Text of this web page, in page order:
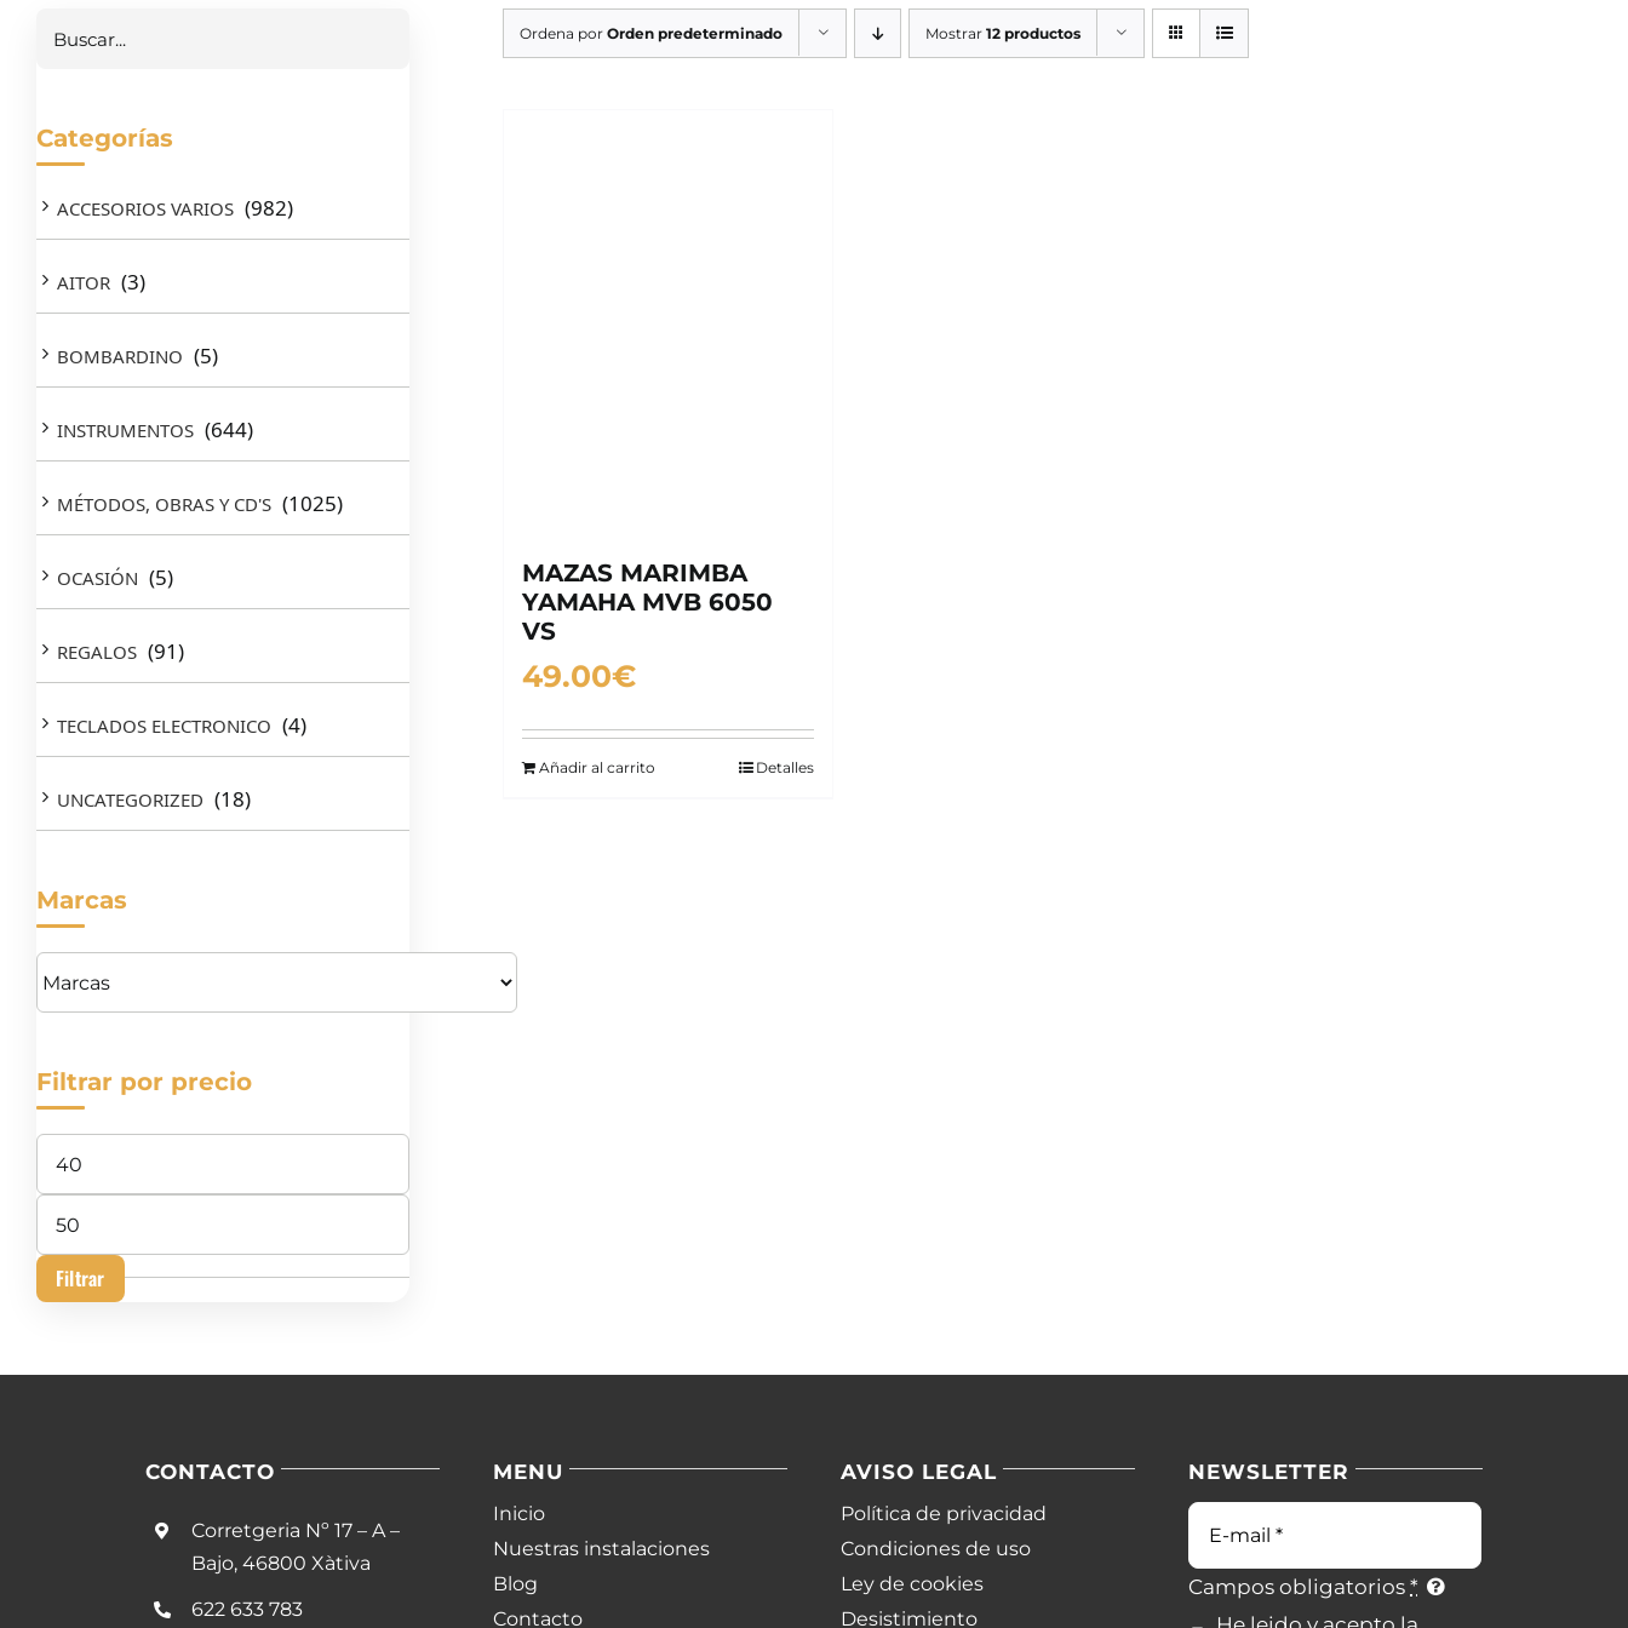
Ordena porOrden predeterminado Mostrar12 productos
MAZAS MARIMBA
YAMAHA MVB 6050
VS
49.00€
Añadir al carrito Detalles
Categorías
ACCESORIOS VARIOS (982)
AITOR (3)
BOMBARDINO (5)
INSTRUMENTOS (644)
MÉTODOS, OBRAS Y CD'S (1025)
OCASIÓN (5)
REGALOS (91)
TECLADOS ELECTRONICO (4)
UNCATEGORIZED (18)
Marcas
Filtrar por precio
Precio
mínimo
Precio
máximo
Filtrar
CONTACTO
Corretgeria Nº 17 – A –
Bajo, 46800 Xàtiva
622 633 783
MENU
Inicio
Nuestras instalaciones
Blog
Contacto
AVISO LEGAL
Política de privacidad
Condiciones de uso
Ley de cookies
Desistimiento
NEWSLETTER
Campos obligatorios*